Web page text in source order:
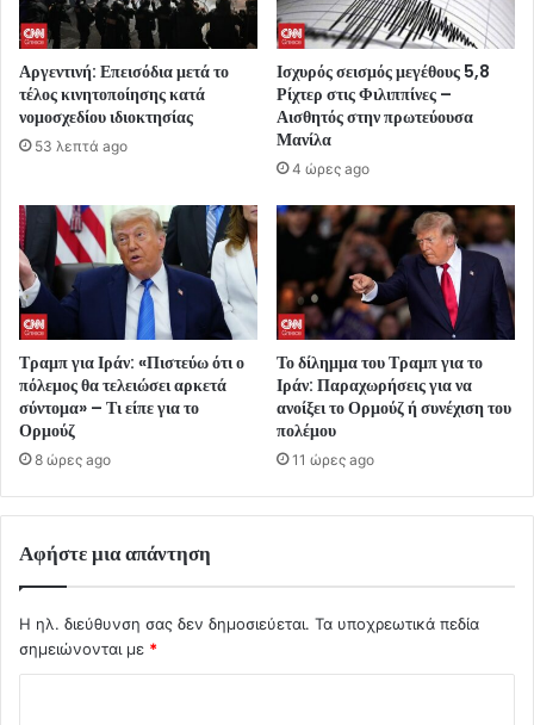
Αργεντινή: Επεισόδια μετά το
τέλος κινητοποίησης κατά
νομοσχεδίου ιδιοκτησίας
53 λεπτά ago
Ισχυρός σεισμός μεγέθους 5,8
Ρίχτερ στις Φιλιππίνες –
Αισθητός στην πρωτεύουσα
Μανίλα
4 ώρες ago
Τραμπ για Ιράν: «Πιστεύω ότι ο
πόλεμος θα τελειώσει αρκετά
σύντομα» – Τι είπε για το
Ορμούζ
8 ώρες ago
Το δίλημμα του Τραμπ για το
Ιράν: Παραχωρήσεις για να
ανοίξει το Ορμούζ ή συνέχιση του
πολέμου
11 ώρες ago
Αφήστε μια απάντηση
Η ηλ. διεύθυνση σας δεν δημοσιεύεται. Τα υποχρεωτικά πεδία
σημειώνονται με *